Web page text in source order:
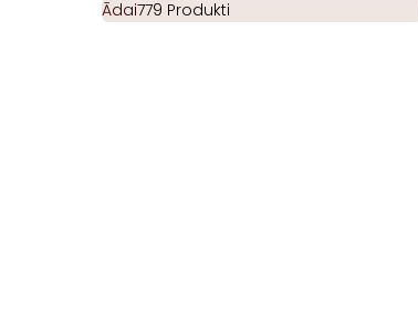
Ādai779 Produkti